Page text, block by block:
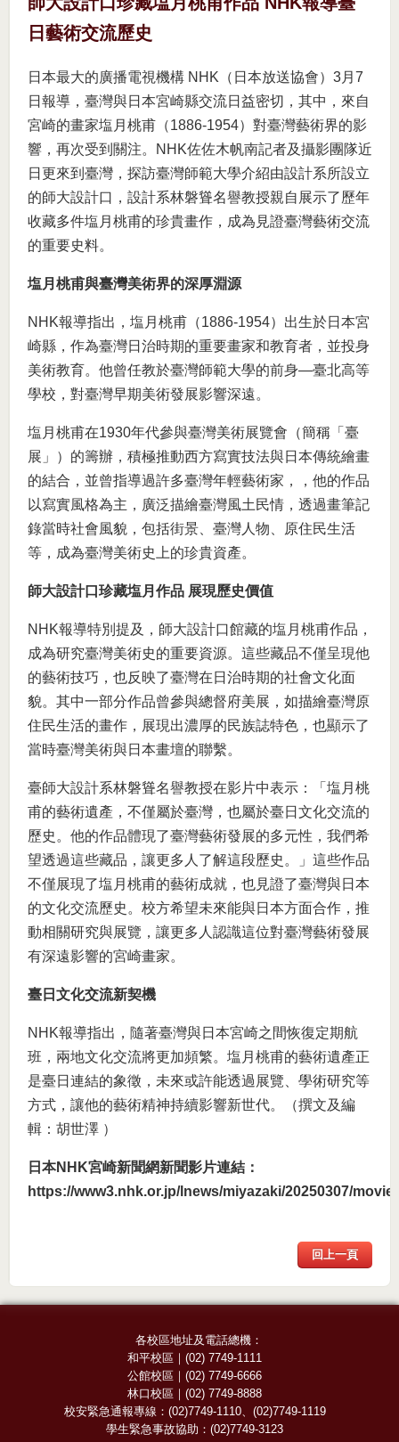
日藝術交流歷史
日本最大的廣播電視機構 NHK（日本放送協會）3月7
日報導，臺灣與日本宮崎縣交流日益密切，其中，來自
宮崎的畫家塩月桃甫（1886-1954）對臺灣藝術界的影
響，再次受到關注。NHK佐佐木帆南記者及攝影團隊近
日更來到臺灣，探訪臺灣師範大學介紹由設計系所設立
的師大設計口，設計系林磐聳名譽教授親自展示了歷年
收藏多件塩月桃甫的珍貴畫作，成為見證臺灣藝術交流
的重要史料。
塩月桃甫與臺灣美術界的深厚淵源
NHK報導指出，塩月桃甫（1886-1954）出生於日本宮
崎縣，作為臺灣日治時期的重要畫家和教育者，並投身
美術教育。他曾任教於臺灣師範大學的前身—臺北高等
學校，對臺灣早期美術發展影響深遠。
塩月桃甫在1930年代參與臺灣美術展覽會（簡稱「臺
展」）的籌辦，積極推動西方寫實技法與日本傳統繪畫
的結合，並曾指導過許多臺灣年輕藝術家，，他的作品
以寫實風格為主，廣泛描繪臺灣風土民情，透過畫筆記
錄當時社會風貌，包括街景、臺灣人物、原住民生活
等，成為臺灣美術史上的珍貴資產。
師大設計口珍藏塩月作品 展現歷史價值
NHK報導特別提及，師大設計口館藏的塩月桃甫作品，
成為研究臺灣美術史的重要資源。這些藏品不僅呈現他
的藝術技巧，也反映了臺灣在日治時期的社會文化面
貌。其中一部分作品曾參與總督府美展，如描繪臺灣原
住民生活的畫作，展現出濃厚的民族誌特色，也顯示了
當時臺灣美術與日本畫壇的聯繫。
臺師大設計系林磐聳名譽教授在影片中表示：「塩月桃
甫的藝術遺產，不僅屬於臺灣，也屬於臺日文化交流的
歷史。他的作品體現了臺灣藝術發展的多元性，我們希
望透過這些藏品，讓更多人了解這段歷史。」這些作品
不僅展現了塩月桃甫的藝術成就，也見證了臺灣與日本
的文化交流歷史。校方希望未來能與日本方面合作，推
動相關研究與展覽，讓更多人認識這位對臺灣藝術發展
有深遠影響的宮崎畫家。
臺日文化交流新契機
NHK報導指出，隨著臺灣與日本宮崎之間恢復定期航
班，兩地文化交流將更加頻繁。塩月桃甫的藝術遺產正
是臺日連結的象徵，未來或許能透過展覽、學術研究等
方式，讓他的藝術精神持續影響新世代。（撰文及編
輯：胡世澤 ）
日本NHK宮崎新聞網新聞影片連結：
https://www3.nhk.or.jp/lnews/miyazaki/20250307/
回上一頁
各校區地址及電話總機：
和平校區 ｜(02) 7749-1111
公館校區 ｜(02) 7749-6666
林口校區 ｜(02) 7749-8888
校安緊急通報專線： (02)7749-1110、 (02)7749-1119
學生緊急事故協助：(02)7749-3123